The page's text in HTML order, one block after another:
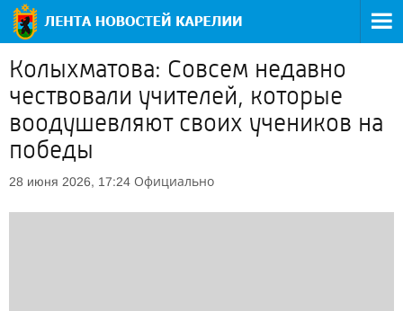
Колыхматова: Совсем недавно
чествовали учителей, которые
воодушевляют своих учеников на
победы
28 июня 2026, 17:24 Официально